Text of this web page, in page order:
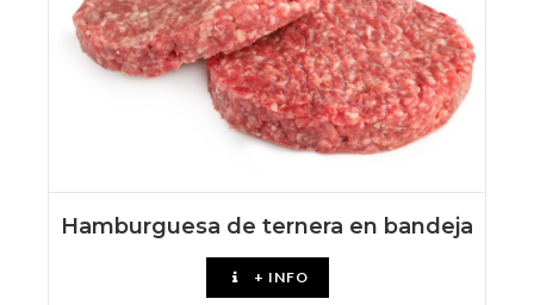
Hamburguesa de ternera en bandeja
+ INFO